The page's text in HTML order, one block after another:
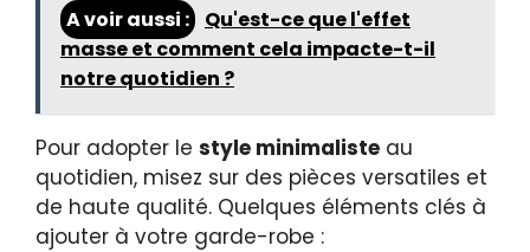
A voir aussi :
Qu'est-ce que l'effet
masse et comment cela impacte-t-il
notre quotidien ?
Pour adopter le style minimaliste au
quotidien, misez sur des pièces versatiles et
de haute qualité. Quelques éléments clés à
ajouter à votre garde-robe :